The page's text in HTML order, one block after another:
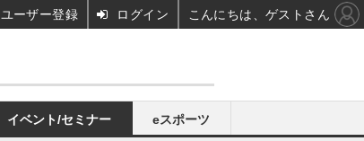
イベント/セミナー eスポーツ
ユーザー登録 ログイン こんにちは、ゲストさん